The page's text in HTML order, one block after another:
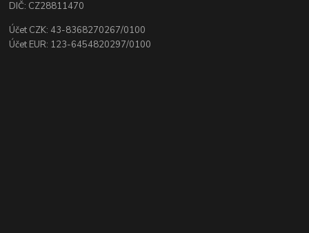
DIČ: CZ28811470
Účet CZK: 43-8368270267/0100
Účet EUR: 123-6454820297/0100